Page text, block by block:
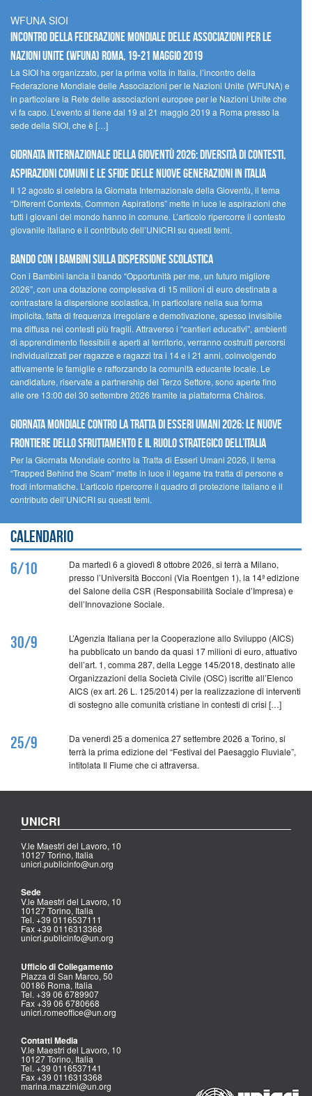
WFUNA SIOI
Incontro della Federazione Mondiale delle Associazioni per le
Nazioni Unite (WFUNA) Roma, 19-21 maggio 2019
La SIOI ha organizzato, per la prima volta in Italia, l’incontro della
Federazione Mondiale delle Associazioni per le Nazioni Unite (WFUNA) e
in particolare la Rete delle associazioni europee per le Nazioni Unite che
vi fa capo. L’evento si tiene dal 19 al 21 maggio 2019 a Roma presso la
sede della SIOI, che è […]
GIORNATA INTERNAZIONALE DELLA GIOVENTÙ 2026: DIVERSITÀ DI CONTESTI,
ASPIRAZIONI COMUNI E LE SFIDE DELLE NUOVE GENERAZIONI IN ITALIA
Il 12 agosto si celebra la Giornata Internazionale della Gioventù, il tema
“Different Contexts, Common Aspirations” mette in luce le aspirazioni che
tutti i giovani del mondo hanno in comune. L’articolo ripercorre il contesto
giovanile italiano e il contributo dell’UNICRI su questi temi.
Bando Con i Bambini sulla dispersione scolastica
Con i Bambini lancia il bando “Opportunità per me, un futuro migliore
2026”, con una dotazione complessiva di 15 milioni di euro destinata a
contrastare la dispersione scolastica, in particolare nella sua forma
implicita, fatta di frequenza irregolare e demotivazione, spesso invisibile
ma diffusa nei contesti più fragili. Attraverso i “cantieri educativi”, ambienti
di apprendimento flessibili e aperti al territorio, verranno costruiti percorsi
individualizzati per ragazze e ragazzi tra i 14 e i 21 anni, coinvolgendo
attivamente le famiglie e rafforzando la comunità educante locale. Le
candidature, riservate a partnership del Terzo Settore, sono aperte fino
alle ore 13:00 del 30 settembre 2026 tramite la piattaforma Chàiros.
GIORNATA MONDIALE CONTRO LA TRATTA DI ESSERI UMANI 2026: LE NUOVE
FRONTIERE DELLO SFRUTTAMENTO E IL RUOLO STRATEGICO DELL’ITALIA
Per la Giornata Mondiale contro la Tratta di Esseri Umani 2026, il tema
“Trapped Behind the Scam” mette in luce il legame tra tratta di persone e
frodi informatiche. L’articolo ripercorre il quadro di protezione italiano e il
contributo dell’UNICRI su questi temi.
Calendario
6/10
Da martedì 6 a giovedì 8 ottobre 2026, si terrà a Milano,
presso l’Università Bocconi (Via Roentgen 1), la 14ª edizione
del Salone della CSR (Responsabilità Sociale d’Impresa) e
dell’Innovazione Sociale.
30/9
L’Agenzia Italiana per la Cooperazione allo Sviluppo (AICS)
ha pubblicato un bando da quasi 17 milioni di euro, attuativo
dell’art. 1, comma 287, della Legge 145/2018, destinato alle
Organizzazioni della Società Civile (OSC) iscritte all’Elenco
AICS (ex art. 26 L. 125/2014) per la realizzazione di interventi
di sostegno alle comunità cristiane in contesti di crisi […]
25/9
Da venerdì 25 a domenica 27 settembre 2026 a Torino, si
terrà la prima edizione del “Festival del Paesaggio Fluviale”,
intitolata Il Fiume che ci attraversa.
UNICRI
V.le Maestri del Lavoro, 10
10127 Torino, Italia
unicri.publicinfo@un.org
Sede
V.le Maestri del Lavoro, 10
10127 Torino, Italia
Tel. +39 0116537111
Fax +39 0116313368
unicri.publicinfo@un.org
Ufficio di Collegamento
Piazza di San Marco, 50
00186 Roma, Italia
Tel. +39 06 6789907
Fax +39 06 6780668
unicri.romeoffice@un.org
Contatti Media
V.le Maestri del Lavoro, 10
10127 Torino, Italia
Tel. +39 0116537141
Fax +39 0116313368
marina.mazzini@un.org